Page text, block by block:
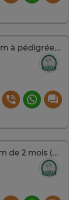
Agneau ladoum à pédigrée exceptionnel (mouton-mâle-géniteur)
Agnelle ladoum de 2 mois (mouton-femelle-brebis)